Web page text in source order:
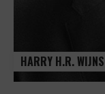
HARRY H.R.